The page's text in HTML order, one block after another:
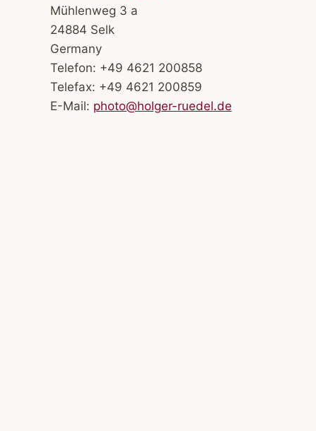
Mühlenweg 3 a
24884 Selk
Germany
Telefon: +49 4621 200858
Telefax: +49 4621 200859
E-Mail: photo@holger-ruedel.de